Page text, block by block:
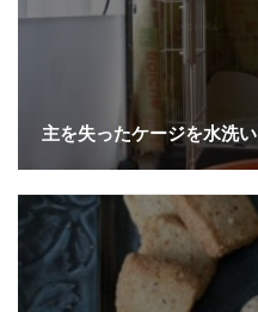
主を失ったケージを水洗い